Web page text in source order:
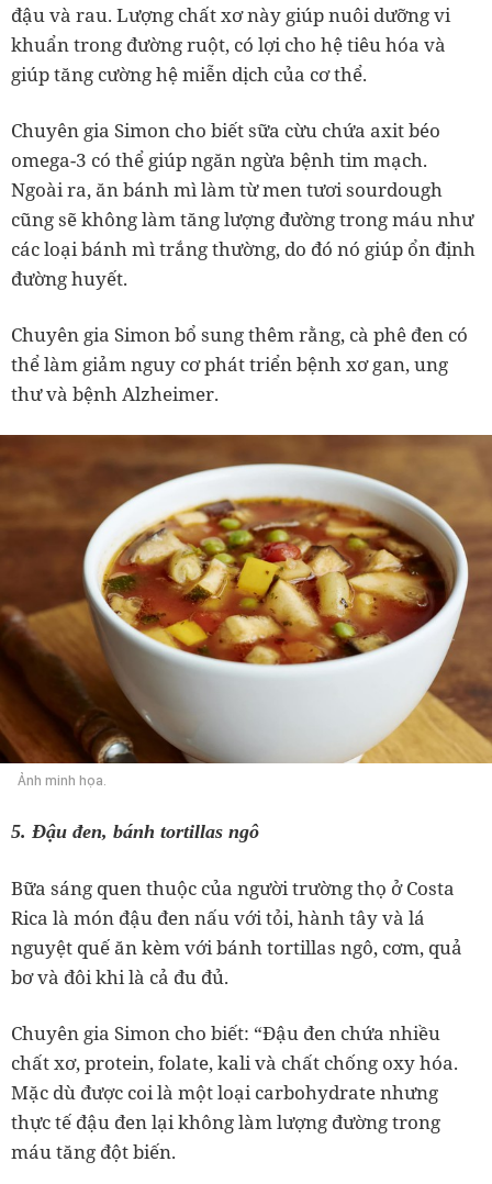
đậu và rau. Lượng chất xơ này giúp nuôi dưỡng vi
khuẩn trong đường ruột, có lợi cho hệ tiêu hóa và
giúp tăng cường hệ miễn dịch của cơ thể.
Chuyên gia Simon cho biết sữa cừu chứa axit béo
omega-3 có thể giúp ngăn ngừa bệnh tim mạch.
Ngoài ra, ăn bánh mì làm từ men tươi sourdough
cũng sẽ không làm tăng lượng đường trong máu như
các loại bánh mì trắng thường, do đó nó giúp ổn định
đường huyết.
Chuyên gia Simon bổ sung thêm rằng, cà phê đen có
thể làm giảm nguy cơ phát triển bệnh xơ gan, ung
thư và bệnh Alzheimer.
Ảnh minh họa.
5. Đậu đen, bánh tortillas ngô
Bữa sáng quen thuộc của người trường thọ ở Costa
Rica là món đậu đen nấu với tỏi, hành tây và lá
nguyệt quế ăn kèm với bánh tortillas ngô, cơm, quả
bơ và đôi khi là cả đu đủ.
Chuyên gia Simon cho biết: “Đậu đen chứa nhiều
chất xơ, protein, folate, kali và chất chống oxy hóa.
Mặc dù được coi là một loại carbohydrate nhưng
thực tế đậu đen lại không làm lượng đường trong
máu tăng đột biến.